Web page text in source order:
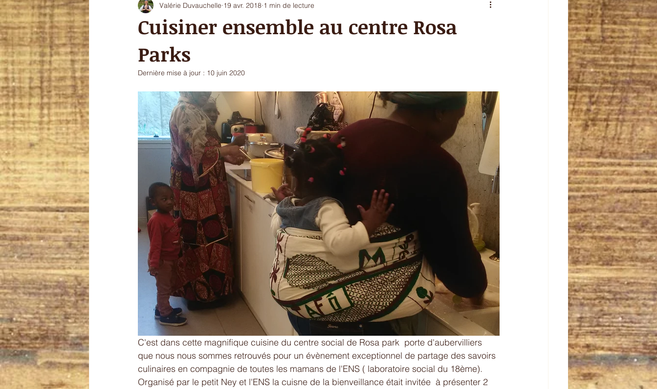
Oryoki 4 - plat composé Oryoki 5 - entrée chic ou dessert
le goût de l'automne
Cuisiner ensemble au centre Rosa
Parks
Valérie Duvauchelle 19 avr. 2018 1 min de lecture
Dernière mise à jour : 10 juin 2020
C'est dans cette magnifique cuisine du centre social de Rosa park  porte d'aubervilliers
que nous nous sommes retrouvés pour un évènement exceptionnel de partage des savoirs
culinaires en compagnie de toutes les mamans de l'ENS ( laboratoire social du 18ème).
Organisé par le petit Ney et l'ENS la cuisne de la bienveillance était invitée  à présenter 2